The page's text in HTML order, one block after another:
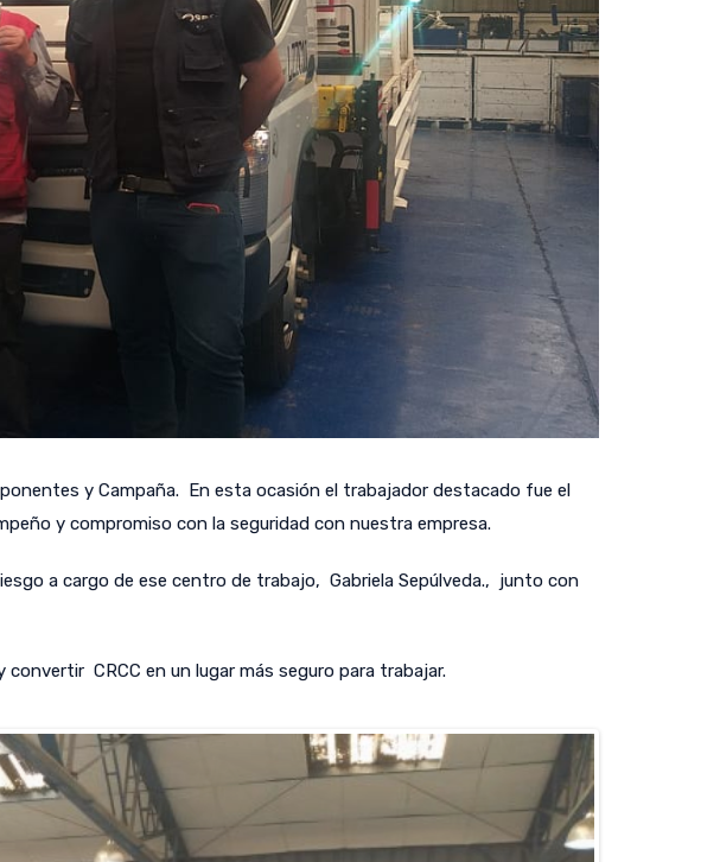
y Campaña. En esta ocasión el trabajador destacado fue el
y compromiso con la seguridad con nuestra empresa.
a cargo de ese centro de trabajo, Gabriela Sepúlveda., junto con
CRCC en un lugar más seguro para trabajar.